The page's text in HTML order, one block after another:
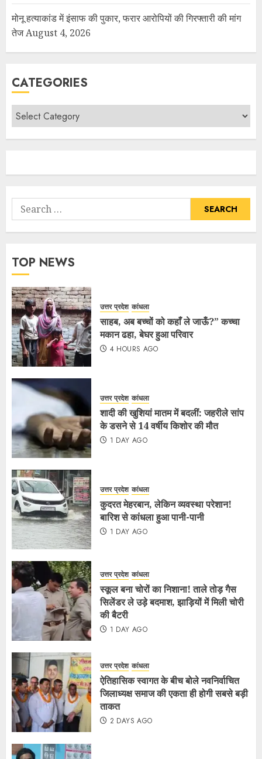
मोनू हत्याकांड में इंसाफ की पुकार, फरार आरोपियों की गिरफ्तारी की मांग
तेजAugust 4, 2026
CATEGORIES
TOP NEWS
उत्तर प्रदेश कांधला
साहब, अब बच्चों को कहाँ ले जाऊँ?” कच्चा
मकान ढहा, बेघर हुआ परिवार
4 HOURS AGO
उत्तर प्रदेश कांधला
शादी की खुशियां मातम में बदलीं: जहरीले सांप
के डसने से 14 वर्षीय किशोर की मौत
1 DAY AGO
उत्तर प्रदेश कांधला
कुदरत मेहरबान, लेकिन व्यवस्था परेशान!
बारिश से कांधला हुआ पानी-पानी
1 DAY AGO
उत्तर प्रदेश कांधला
स्कूल बना चोरों का निशाना! ताले तोड़ गैस
सिलेंडर ले उड़े बदमाश, झाड़ियों में मिली चोरी
की बैटरी
1 DAY AGO
उत्तर प्रदेश कांधला
ऐतिहासिक स्वागत के बीच बोले नवनिर्वाचित
जिलाध्यक्ष समाज की एकता ही होगी सबसे बड़ी
ताकत
2 DAYS AGO